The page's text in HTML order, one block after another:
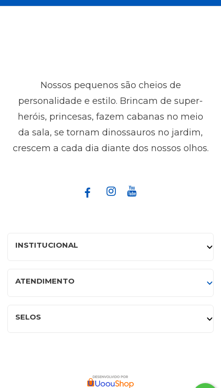
Nossos pequenos são cheios de
personalidade e estilo. Brincam de super-
heróis, princesas, fazem cabanas no meio
da sala, se tornam dinossauros no jardim,
crescem a cada dia diante dos nossos olhos.
INSTITUCIONAL
ATENDIMENTO
SELOS